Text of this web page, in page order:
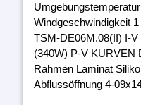
Windgeschwindigkeit
TSM-DE06M.08(II) I-
(340W) P-V KURVEN
Rahmen Laminat
Abflussöffnung 4-